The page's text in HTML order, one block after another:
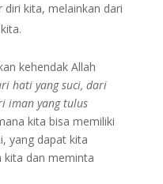
diri kita, melainkan dari
kehendak Allah
hati yang suci, dari
iman yang tulus
kita bisa memiliki
yang dapat kita
kita dan meminta